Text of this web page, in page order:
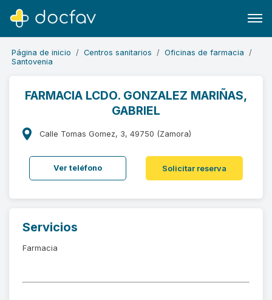
Buscar
Software para clínicas
Soporte
¿Eres un doctor?
Página de inicio Centros sanitarios
Oficinas de farmacia
Santovenia
FARMACIA LCDO. GONZALEZ MARIÑAS,
GABRIEL
Calle Tomas Gomez, 3, 49750 (Zamora)
Ver teléfono Solicitar reserva
Servicios
Farmacia